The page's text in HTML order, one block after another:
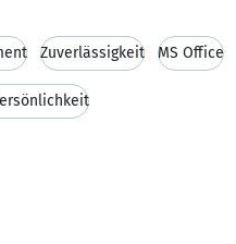
Zuverlässigkeit MS Office